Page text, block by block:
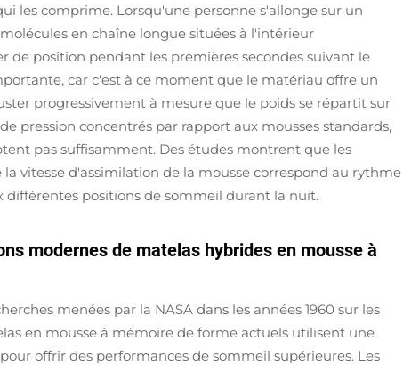
les comprime. Lorsqu'une personne s'allonge sur un
en chaîne longue situées à l'intérieur
de position pendant les premières secondes suivant le
car c'est à ce moment que le matériau offre un
progressivement à mesure que le poids se répartit sur
pression concentrés par rapport aux mousses standards,
pas suffisamment. Des études montrent que les
vitesse d'assimilation de la mousse correspond au rythme
positions de sommeil durant la nuit.
modernes de matelas hybrides en mousse à
menées par la NASA dans les années 1960 sur les
en mousse à mémoire de forme actuels utilisent une
offrir des performances de sommeil supérieures. Les